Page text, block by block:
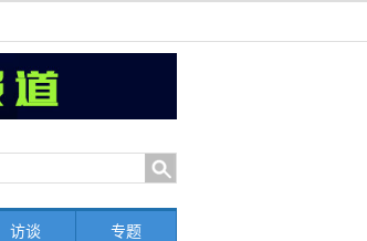
访谈 专题